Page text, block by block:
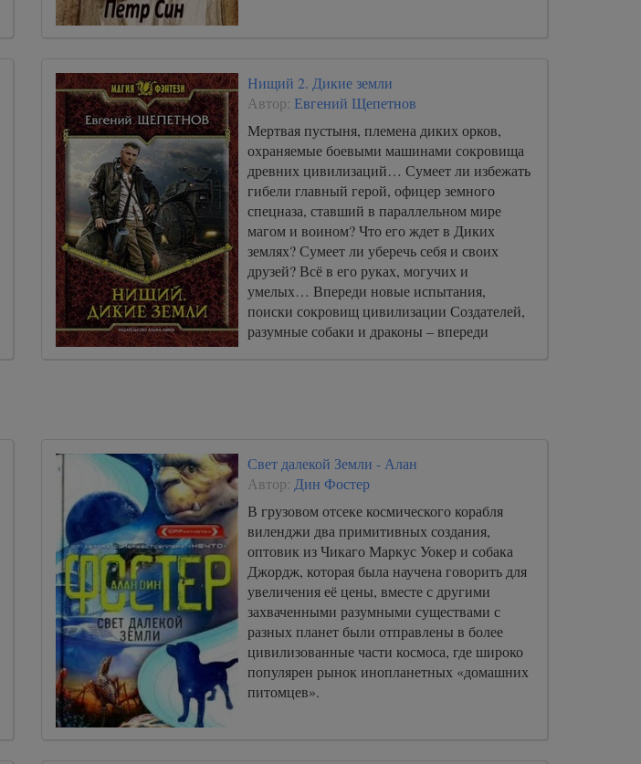
Нищий 2. Дикие земли
Автор: Евгений Щепетнов
Мертвая пустыня, племена диких орков,
охраняемые боевыми машинами сокровища
древних цивилизаций… Сумеет ли избежать
гибели главный герой, офицер земного
спецназа, ставший в параллельном мире
магом и воином? Что его ждет в Диких
землях? Сумеет ли уберечь себя и своих
друзей? Всё в его руках, могучих и
умелых… Впереди новые испытания,
поиски сокровищ цивилизации Создателей,
разумные собаки и драконы – впереди
Свет далекой Земли - Алан
Автор: Дин Фостер
В грузовом отсеке космического корабля
виленджи два примитивных создания,
оптовик из Чикаго Маркус Уокер и собака
Джордж, которая была научена говорить для
увеличения её цены, вместе с другими
захваченными разумными существами с
разных планет были отправлены в более
цивилизованные части космоса, где широко
популярен рынок инопланетных «домашних
питомцев».